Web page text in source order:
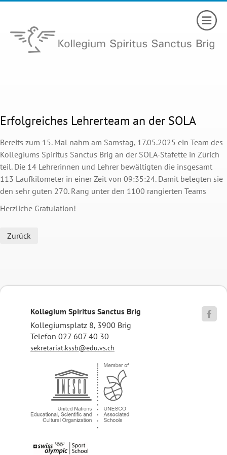
Erfolgreiches Lehrerteam an der SOLA
Bereits zum 15. Mal nahm am Samstag, 17.05.2025 ein Team des
Kollegiums Spiritus Sanctus Brig an der SOLA-Stafette in Zürich
teil. Die 14 Lehrerinnen und Lehrer bewältigten die insgesamt
113 Laufkilometer in einer Zeit von 09:35:24. Damit belegten sie
den sehr guten 270. Rang unter den 1100 rangierten Teams
Herzliche Gratulation!
Zurück
Kollegium Spiritus Sanctus Brig
Kollegiumsplatz 8, 3900 Brig
Telefon 027 607 40 30
sekretariat.kssb@edu.vs.ch
